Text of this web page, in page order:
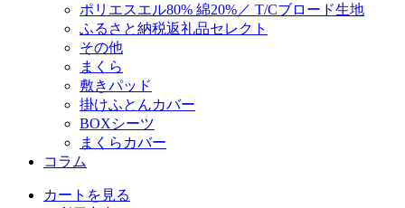
ポリエスエル80% 綿20%／ T/Cブロード生地
ふるさと納税返礼品セレクト
その他
まくら
敷きパッド
掛けふとんカバー
BOXシーツ
まくらカバー
コラム
カートを見る